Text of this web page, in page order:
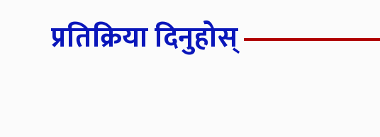
प्रतिक्रिया दिनुहोस्